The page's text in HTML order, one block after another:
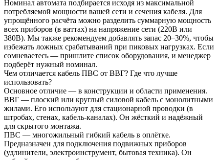
Номинал автомата подбирается исходя из максимальной
потребляемой мощности вашей сети и сечения кабеля. Для
упрощённого расчёта можно разделить суммарную мощность
всех приборов (в ваттах) на напряжение сети (220В или
380В). Мы также рекомендуем добавлять запас 20–30%, чтобы
избежать ложных срабатываний при пиковых нагрузках. Если
сомневаетесь — пришлите список оборудования, и менеджер
подберёт нужный номинал.
Чем отличается кабель ПВС от ВВГ? Где что лучше
использовать?
Основное отличие — в конструкции и области применения.
ВВГ — плоский или круглый силовой кабель с монолитными
жилами. Его используют для стационарной проводки (в
штробах, стенах, кабель-каналах). Он жёсткий и надёжный
для скрытого монтажа.
ПВС — многожильный гибкий кабель в оплётке.
Предназначен для подключения подвижных приборов
(удлинители, электроинструмент, бытовая техника). Он